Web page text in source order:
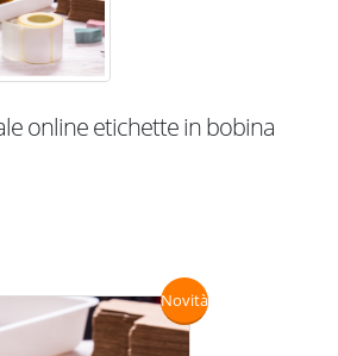
online etichette in bobina
Novità